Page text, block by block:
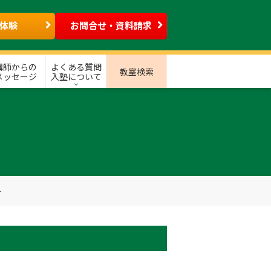
験 お問合せ・資料請求
師からの
ッセージ
よくある質問
入塾について
教室検索